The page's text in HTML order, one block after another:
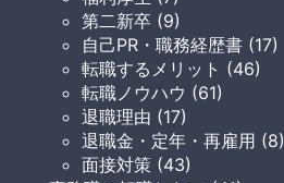
第二新卒 (9)
自己PR・職務経歴書 (17)
転職するメリット (46)
転職ノウハウ (61)
退職理由 (17)
退職金・定年・再雇用 (8)
面接対策 (43)